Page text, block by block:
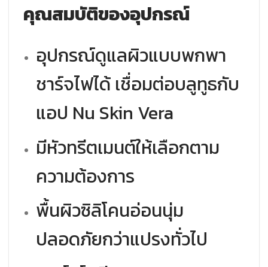
คุณสมบัติของอุปกรณ์
อุปกรณ์ดูแลผิวแบบพกพา
ชาร์จไฟได้ เชื่อมต่อบลูทูธกับ
แอป Nu Skin Vera
มีหัวทรีตเมนต์ให้เลือกตาม
ความต้องการ
พื้นผิวซิลิโคนอ่อนนุ่ม
ปลอดภัยกว่าแปรงทั่วไป